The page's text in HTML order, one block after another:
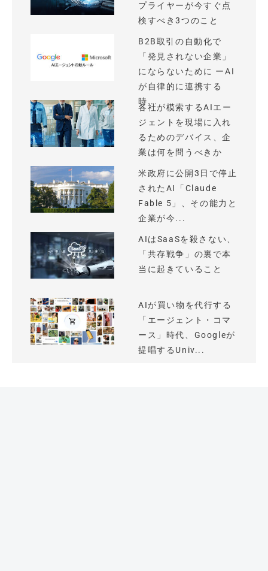
プライヤーが今すぐ点
検すべき3つのこと
B2B取引の自動化で
「発見されない企業」
にならないために ーAI
が自律的に連携する
時...
各社が模索するAIエー
ジェントを現場に入れ
るためのデバイス、企
業は何を問うべきか
米政府に公開3日で停止
されたAI「Claude
Fable 5」、その能力と
企業が今...
AIはSaaSを殺さない、
「共存戦争」の裏で本
当に起きていること
AIが買い物を代行する
「エージェント・コマ
ース」時代、Googleが
提唱するUniv...